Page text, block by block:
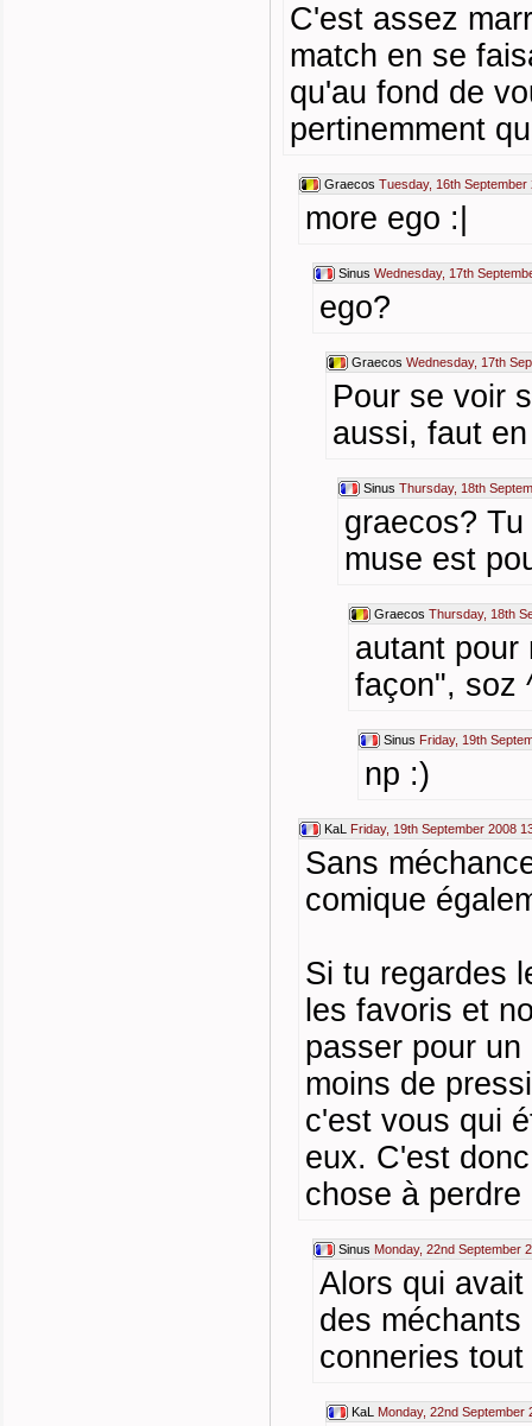
C'est assez
match en se
qu'au fond de
pertinemment
Graecos Tuesday, 16th September
more ego :|
Sinus Wednesday, 17th
ego?
Graecos Wednesday, 17th
Pour se voir
aussi, faut
Sinus Thursday, 18th
graecos?
muse est
Graecos Thursday, 18th
autant pour
façon", soz
Sinus Friday, 19th
np :)
KaL Friday, 19th September 2008
Sans
comique
Si tu regardes
les favoris et
passer pour
moins de
c'est vous qui
eux. C'est
chose à perdre
Sinus Monday, 22nd September
Alors qui
des
conneries
KaL Monday, 22nd September